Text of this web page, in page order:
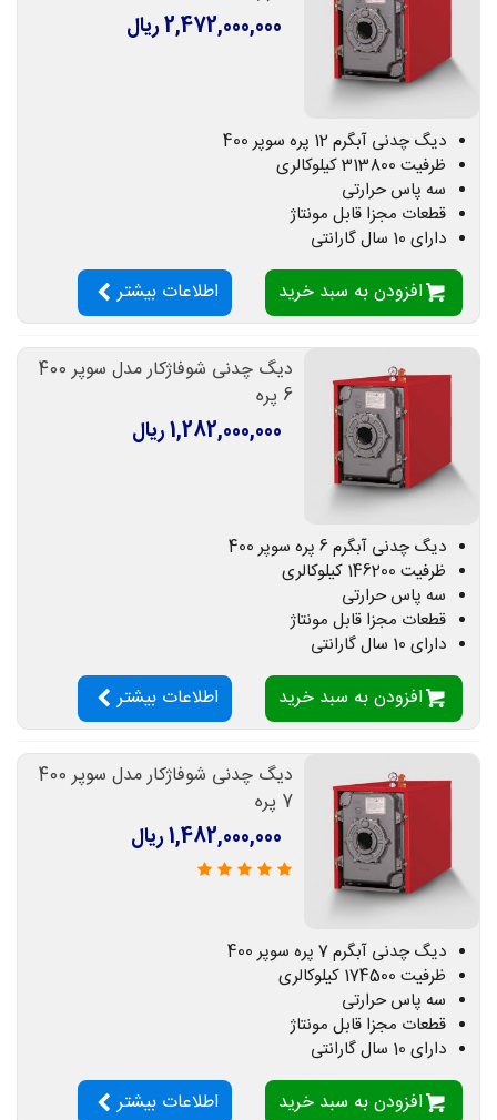
2,472,000,000 ریال
دیگ چدنی آبگرم 12 پره سوپر 400
ظرفیت 313800 کیلوکالری
سه پاس حرارتی
قطعات مجزا قابل مونتاژ
دارای 10 سال گارانتی
افزودن به سبد خرید اطلاعات بیشتر
دیگ چدنی شوفاژکار مدل سوپر 400
6 پره
1,282,000,000 ریال
دیگ چدنی آبگرم 6 پره سوپر 400
ظرفیت 146200 کیلوکالری
سه پاس حرارتی
قطعات مجزا قابل مونتاژ
دارای 10 سال گارانتی
افزودن به سبد خرید اطلاعات بیشتر
دیگ چدنی شوفاژکار مدل سوپر 400
7 پره
1,482,000,000 ریال
دیگ چدنی آبگرم 7 پره سوپر 400
ظرفیت 174500 کیلوکالری
سه پاس حرارتی
قطعات مجزا قابل مونتاژ
دارای 10 سال گارانتی
افزودن به سبد خرید اطلاعات بیشتر